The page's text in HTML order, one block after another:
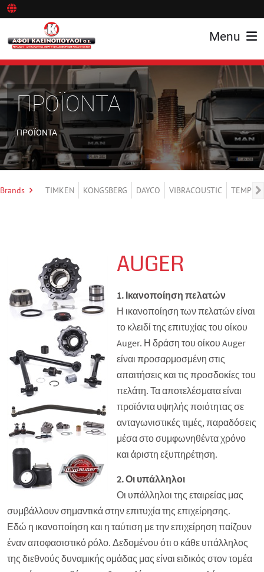
Menu
ΠΡΟΪΟΝΤΑ
ΠΡΟΪΟΝΤΑ
Brands TIMKEN KONGSBERG DAYCO VIBRACOUSTIC TEMPLIN
AUGER
1. Ικανοποίηση πελατών
Η ικανοποίηση των πελατών είναι
το κλειδί της επιτυχίας του οίκου
Auger. Η δράση του οίκου Auger
είναι προσαρμοσμένη στις
απαιτήσεις και τις προσδοκίες του
πελάτη. Τα αποτελέσματα είναι
προϊόντα υψηλής ποιότητας σε
ανταγωνιστικές τιμές, παραδόσεις
μέσα στο συμφωνηθέντα χρόνο
και άριστη εξυπηρέτηση.
2. Οι υπάλληλοι
Οι υπάλληλοι της εταιρείας μας
συμβάλλουν σημαντικά στην επιτυχία της επιχείρησης.
Εδώ η ικανοποίηση και η ταύτιση με την επιχείρηση παίζουν
έναν αποφασιστικό ρόλο. Δεδομένου ότι ο κάθε υπάλληλος
της διεθνούς δυναμικής ομάδας μας είναι ειδικός στον τομέα